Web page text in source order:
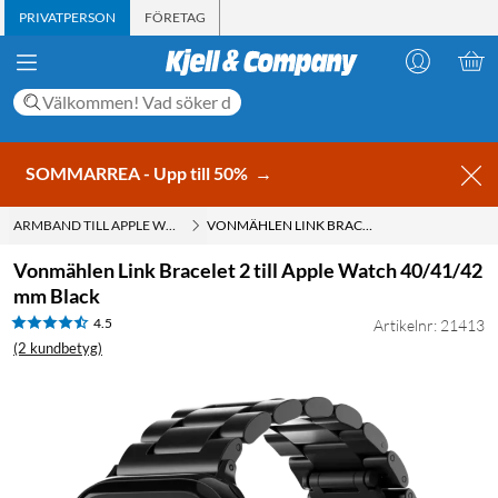
PRIVATPERSON FÖRETAG
SOMMARREA - Upp till 50% →
ARMBAND TILL APPLE WATCH VONMÄHLEN LINK BRACELET 2 TILL APPLE WATCH 40/41/42 MM BLACK
Vonmählen Link Bracelet 2 till Apple Watch 40/41/42
mm Black
4.5
(2 kundbetyg)
Artikelnr: 21413